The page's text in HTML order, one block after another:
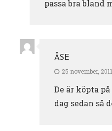
passa bra bland
ÅSE
25 november,
De är köpta
dag sedan så